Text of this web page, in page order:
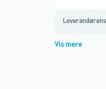
Vis mere